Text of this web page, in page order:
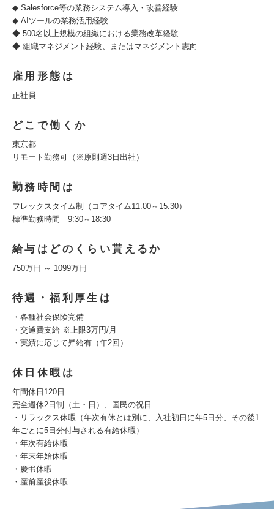
◆ Salesforce等の業務システム導入・改善経験
◆ AIツールの業務活用経験
◆ 500名以上規模の組織における業務改革経験
◆ 組織マネジメント経験、またはマネジメント志向
雇用形態は
正社員
どこで働くか
東京都
リモート勤務可（※原則週3日出社）
勤務時間は
フレックスタイム制（コアタイム11:00～15:30）
標準勤務時間 9:30～18:30
給与はどのくらい貰えるか
750万円 ～ 1099万円
待遇・福利厚生は
・各種社会保険完備
・交通費支給 ※上限3万円/月
・実績に応じて昇給有（年2回）
休日休暇は
年間休日120日
完全週休2日制（土・日）、国民の祝日
・リラックス休暇（年次有休とは別に、入社初日に年5日分、その後1
年ごとに5日分付与される有給休暇）
・年次有給休暇
・年末年始休暇
・慶弔休暇
・産前産後休暇